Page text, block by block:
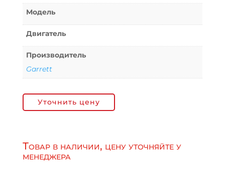
Модель
Двигатель
Производитель
Garrett
Уточнить цену
Товар в наличии, цену уточняйте у
менеджера